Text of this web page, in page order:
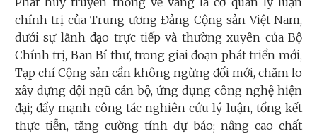
chính trị của Trung ương Đảng Cộng sản Việt Nam,
dưới sự lãnh đạo trực tiếp và thường xuyên của Bộ
Chính trị, Ban Bí thư, trong giai đoạn phát triển mới,
Tạp chí Cộng sản cần không ngừng đổi mới, chăm lo
xây dựng đội ngũ cán bộ, ứng dụng công nghệ hiện
đại; đẩy mạnh công tác nghiên cứu lý luận, tổng kết
thực tiễn, tăng cường tính dự báo; nâng cao chất